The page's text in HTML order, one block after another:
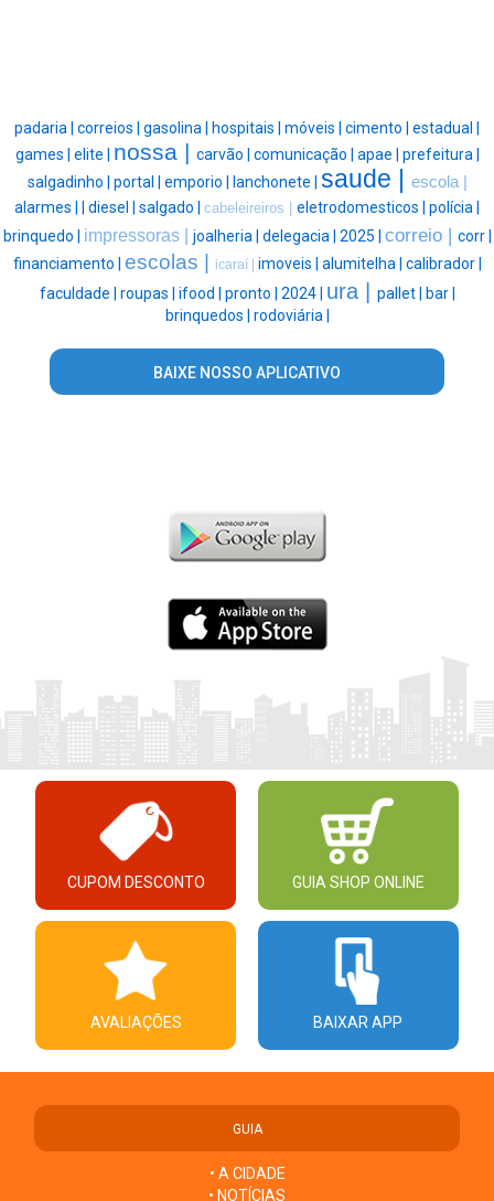
padaria | correios | gasolina | hospitais | móveis | cimento | estadual |
games | elite | nossa | carvão | comunicação | apae | prefeitura |
salgadinho | portal | emporio | lanchonete | saude | escola |
alarmes |
diesel | salgado | cabeleireiros | eletrodomesticos | polícia |
brinquedo | impressoras | joalheria | delegacia | 2025 | correio | corr |
financiamento | escolas | icaraí | imoveis | alumitelha | calibrador |
faculdade | roupas | ifood | pronto | 2024 | ura | pallet |
bar |
brinquedos | rodoviária |
BAIXE NOSSO APLICATIVO
CUPOM DESCONTO GUIA SHOP ONLINE
AVALIAÇÕES BAIXAR APP
GUIA
• A CIDADE
• NOTÍCIAS